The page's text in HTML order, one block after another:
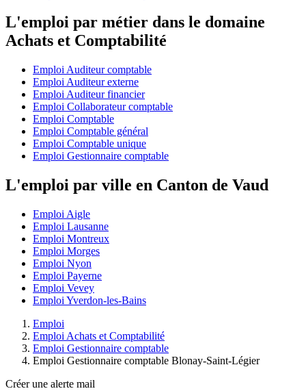
L'emploi par métier dans le domaine
Achats et Comptabilité
Emploi Auditeur comptable
Emploi Auditeur externe
Emploi Auditeur financier
Emploi Collaborateur comptable
Emploi Comptable
Emploi Comptable général
Emploi Comptable unique
Emploi Gestionnaire comptable
L'emploi par ville en Canton de Vaud
Emploi Aigle
Emploi Lausanne
Emploi Montreux
Emploi Morges
Emploi Nyon
Emploi Payerne
Emploi Vevey
Emploi Yverdon-les-Bains
Emploi
Emploi Achats et Comptabilité
Emploi Gestionnaire comptable
Emploi Gestionnaire comptable Blonay-Saint-Légier
Créer une alerte mail